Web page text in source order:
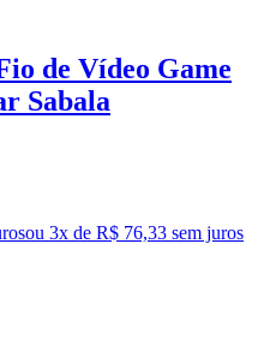
de Vídeo Game
Sabala
ou 3x de R$ 76,33 sem juros